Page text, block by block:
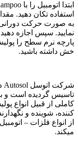
استفاده تکان دهید.
به صورت حرکت
نمایید. سپس اجازه
پارچه نرم سطح را
خش داشته باشید.
کاملی از قبیل انواع
کننده، شوینده و
از انواع فلزات –
میکند.